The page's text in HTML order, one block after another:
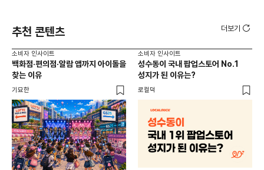
추천 콘텐츠 더보기
소비자 인사이트
백화점·편의점·알람 앱까지 아이돌을
찾는 이유
기묘한
소비자 인사이트
성수동이 국내 팝업스토어 No.1
성지가 된 이유는?
로컬덕